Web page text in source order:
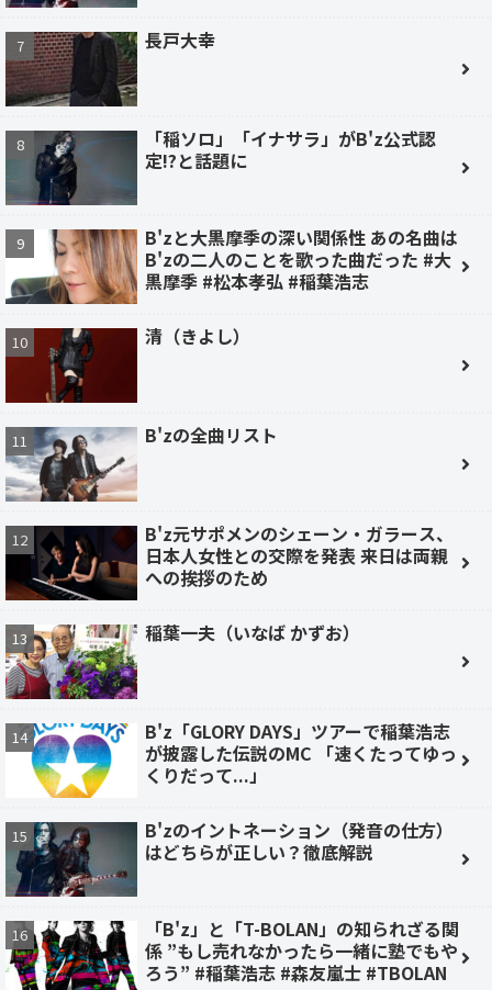
長戸大幸
「稲ソロ」「イナサラ」がB'z公式認
定!?と話題に
B'zと大黒摩季の深い関係性 あの名曲は
B'zの二人のことを歌った曲だった #大
黒摩季 #松本孝弘 #稲葉浩志
清（きよし）
B'zの全曲リスト
B'z元サポメンのシェーン・ガラース、
日本人女性との交際を発表 来日は両親
への挨拶のため
稲葉一夫（いなば かずお）
B'z「GLORY DAYS」ツアーで稲葉浩志
が披露した伝説のMC 「速くたってゆっ
くりだって...」
B'zのイントネーション（発音の仕方）
はどちらが正しい？徹底解説
「B'z」と「T-BOLAN」の知られざる関
係 ”もし売れなかったら一緒に塾でもや
ろう” #稲葉浩志 #森友嵐士 #TBOLAN